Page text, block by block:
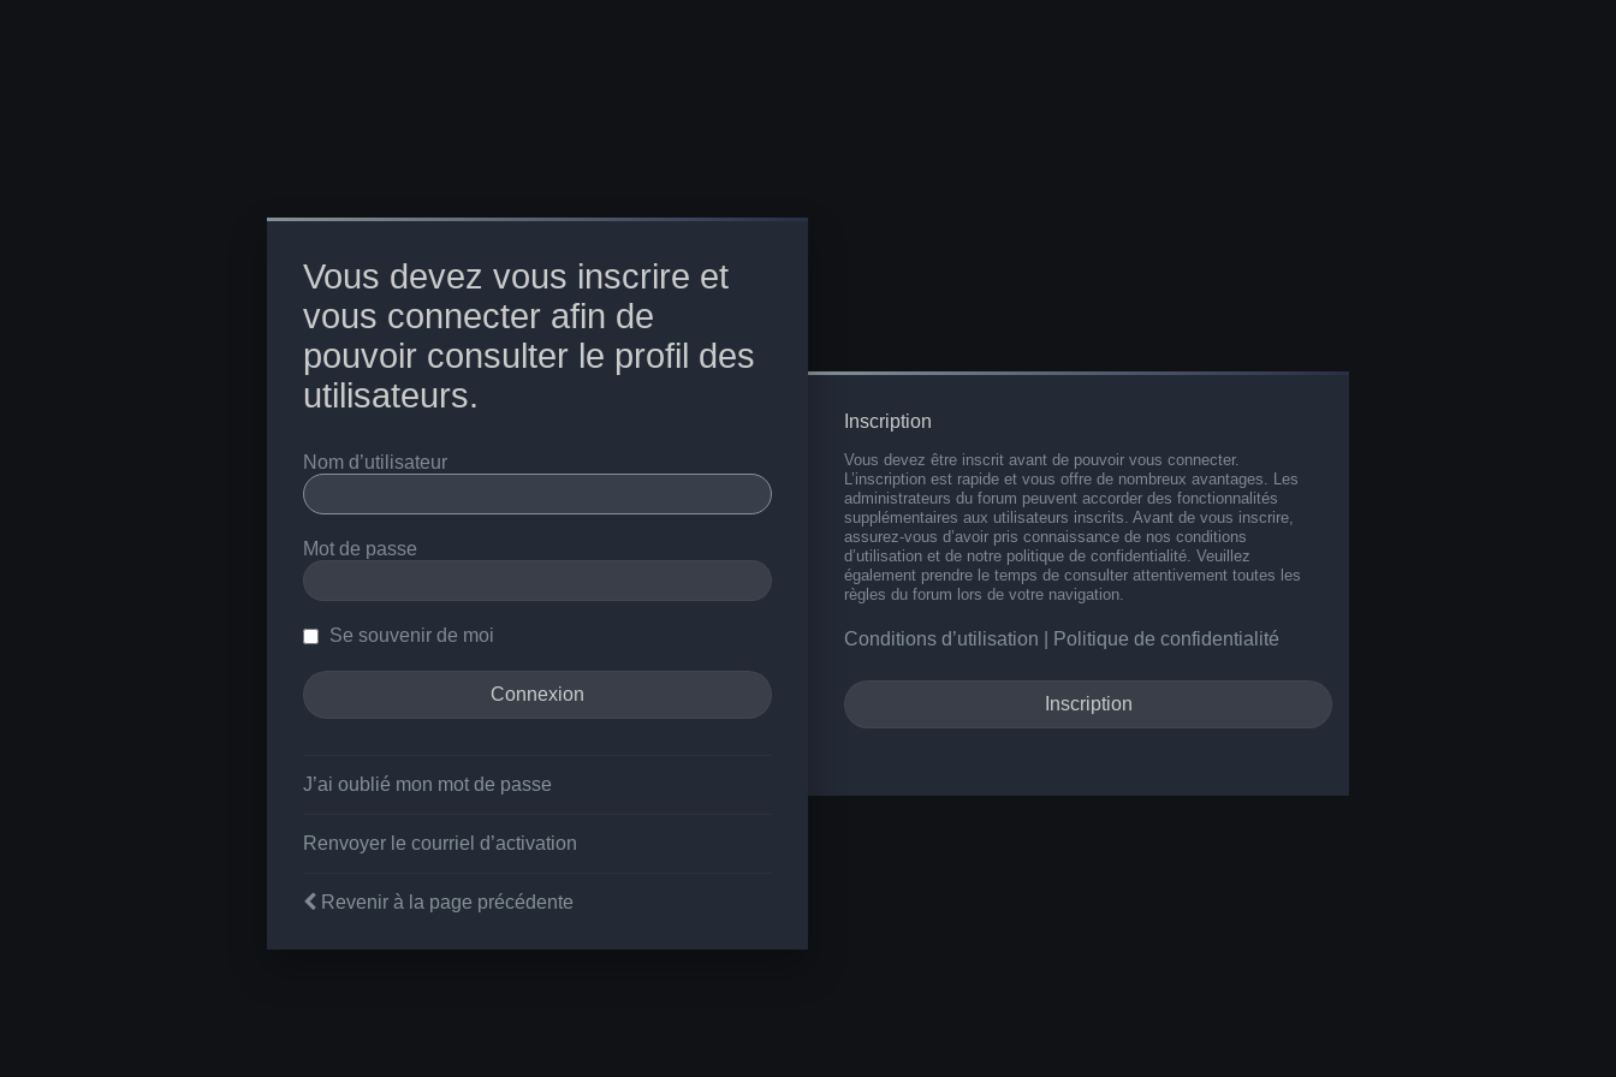
Vous devez vous inscrire et
vous connecter afin de
pouvoir consulter le profil des
utilisateurs.
Nom d’utilisateur
Mot de passe
Se souvenir de moi
J’ai oublié mon mot de passe
Renvoyer le courriel d’activation
Revenir à la page précédente
Inscription
Vous devez être inscrit avant de pouvoir vous connecter.
L’inscription est rapide et vous offre de nombreux avantages. Les
administrateurs du forum peuvent accorder des fonctionnalités
supplémentaires aux utilisateurs inscrits. Avant de vous inscrire,
assurez-vous d’avoir pris connaissance de nos conditions
d’utilisation et de notre politique de confidentialité. Veuillez
également prendre le temps de consulter attentivement toutes les
règles du forum lors de votre navigation.
Conditions d’utilisation Politique de confidentialité
Inscription